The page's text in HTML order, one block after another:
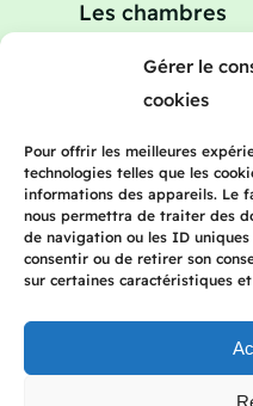
Gérer le
cookies
Pour offrir les meilleures
technologies telles que les
informations des appareils. Le
nous permettra de traiter des
de navigation ou les ID
consentir ou de retirer son
sur certaines caractéristiques
Les chambres
© 2023
droits
Politique de